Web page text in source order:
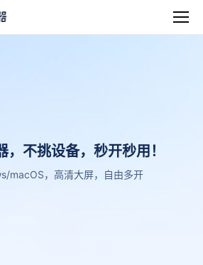
不挑设备，秒开秒用！
macOS，高清大屏，自由多开